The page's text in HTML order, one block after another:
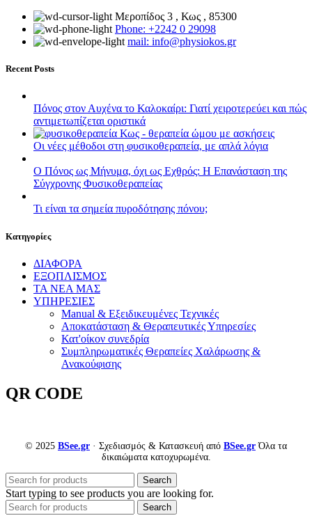
Μεροπίδος 3 , Κως , 85300
Phone: +2242 0 29098
mail: info@physiokos.gr
Recent Posts
Πόνος στον Αυχένα το Καλοκαίρι: Γιατί χειροτερεύει και πώς
αντιμετωπίζεται οριστικά
Οι νέες μέθοδοι στη φυσικοθεραπεία, με απλά λόγια
Ο Πόνος ως Μήνυμα, όχι ως Εχθρός: Η Επανάσταση της
Σύγχρονης Φυσικοθεραπείας
Τι είναι τα σημεία πυροδότησης πόνου;
Kατηγορίες
ΔΙΑΦΟΡΑ
ΕΞΟΠΛΙΣΜΟΣ
ΤΑ ΝΕΑ ΜΑΣ
ΥΠΗΡΕΣΙΕΣ
Manual & Εξειδικευμένες Τεχνικές
Αποκατάσταση & Θεραπευτικές Υπηρεσίες
Κατ'οίκον συνεδρία
Συμπληρωματικές Θεραπείες Χαλάρωσης &
Ανακούφισης
QR CODE
© 2025 BSee.gr · Σχεδιασμός & Κατασκευή από BSee.gr Όλα τα
δικαιώματα κατοχυρωμένα.
Search
Start typing to see products you are looking for.
Search